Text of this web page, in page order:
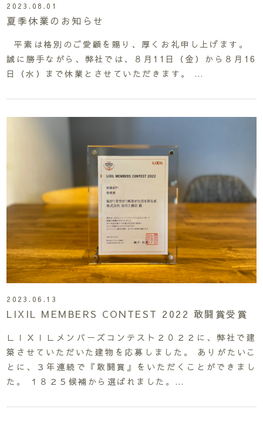
2023.08.01
夏季休業のお知らせ
平素は格別のご愛顧を賜り、厚くお礼申し上げます。
誠に勝手ながら、弊社では、８月11日（金）から８月16
日（水）まで休業とさせていただきます。 …
2023.06.13
LIXIL MEMBERS CONTEST 2022 敢闘賞受賞
ＬＩＸＩＬメンバーズコンテスト２０２２に、弊社で建
築させていただいた建物を応募しました。 ありがたいこ
とに、３年連続で『敢闘賞』をいただくことができまし
た。 １８２５候補から選ばれました。…